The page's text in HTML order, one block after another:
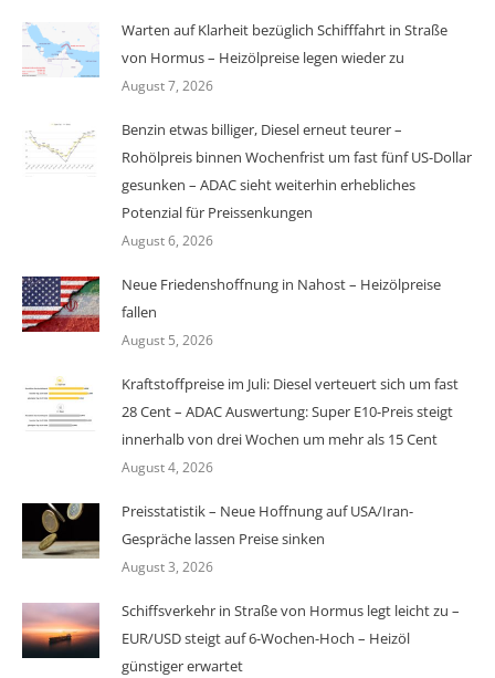
Warten auf Klarheit bezüglich Schifffahrt in Straße
von Hormus – Heizölpreise legen wieder zu
August 7, 2026
Benzin etwas billiger, Diesel erneut teurer –
Rohölpreis binnen Wochenfrist um fast fünf US-Dollar
gesunken – ADAC sieht weiterhin erhebliches
Potenzial für Preissenkungen
August 6, 2026
Neue Friedenshoffnung in Nahost – Heizölpreise
fallen
August 5, 2026
Kraftstoffpreise im Juli: Diesel verteuert sich um fast
28 Cent – ADAC Auswertung: Super E10-Preis steigt
innerhalb von drei Wochen um mehr als 15 Cent
August 4, 2026
Preisstatistik – Neue Hoffnung auf USA/Iran-
Gespräche lassen Preise sinken
August 3, 2026
Schiffsverkehr in Straße von Hormus legt leicht zu –
EUR/USD steigt auf 6-Wochen-Hoch – Heizöl
günstiger erwartet